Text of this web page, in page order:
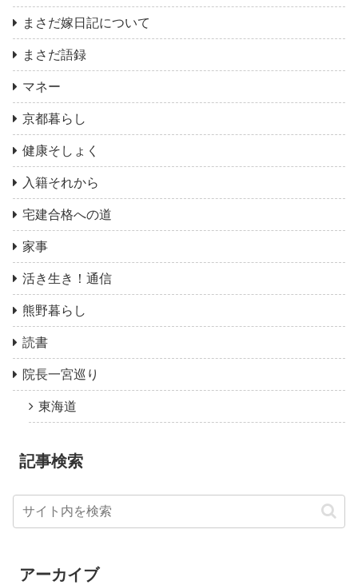
まさだ嫁日記について
まさだ語録
マネー
京都暮らし
健康そしょく
入籍それから
宅建合格への道
家事
活き生き！通信
熊野暮らし
読書
院長一宮巡り
東海道
記事検索
アーカイブ